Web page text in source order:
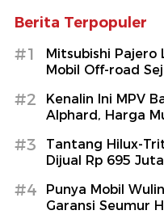
Berita Terpopuler
#1
Mitsubishi Pajero
Mobil Off-road
#2
Kenalin Ini MPV
Alphard, Harga
#3
Tantang Hilux-
Dijual Rp 695 Juta
#4
Punya Mobil
Garansi Seumur